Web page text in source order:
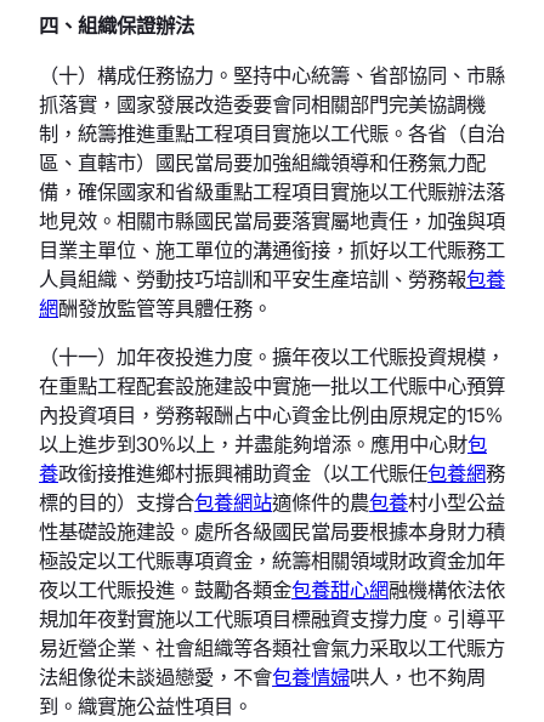
四、組織保證辦法
（十）構成任務協力。堅持中心統籌、省部協同、市縣
抓落實，國家發展改造委要會同相關部門完美協調機
制，統籌推進重點工程項目實施以工代賑。各省（自治
區、直轄市）國民當局要加強組織領導和任務氣力配
備，確保國家和省級重點工程項目實施以工代賑辦法落
地見效。相關市縣國民當局要落實屬地責任，加強與項
目業主單位、施工單位的溝通銜接，抓好以工代賑務工
人員組織、勞動技巧培訓和平安生產培訓、勞務報包養
網酬發放監管等具體任務。
（十一）加年夜投進力度。擴年夜以工代賑投資規模，
在重點工程配套設施建設中實施一批以工代賑中心預算
內投資項目，勞務報酬占中心資金比例由原規定的15%
以上進步到30%以上，并盡能夠增添。應用中心財包
養政銜接推進鄉村振興補助資金（以工代賑任包養網務
標的目的）支撐合包養網站適條件的農包養村小型公益
性基礎設施建設。處所各級國民當局要根據本身財力積
極設定以工代賑專項資金，統籌相關領域財政資金加年
夜以工代賑投進。鼓勵各類金包養甜心網融機構依法依
規加年夜對實施以工代賑項目標融資支撐力度。引導平
易近營企業、社會組織等各類社會氣力采取以工代賑方
法組像從未談過戀愛，不會包養情婦哄人，也不夠周
到。織實施公益性項目。